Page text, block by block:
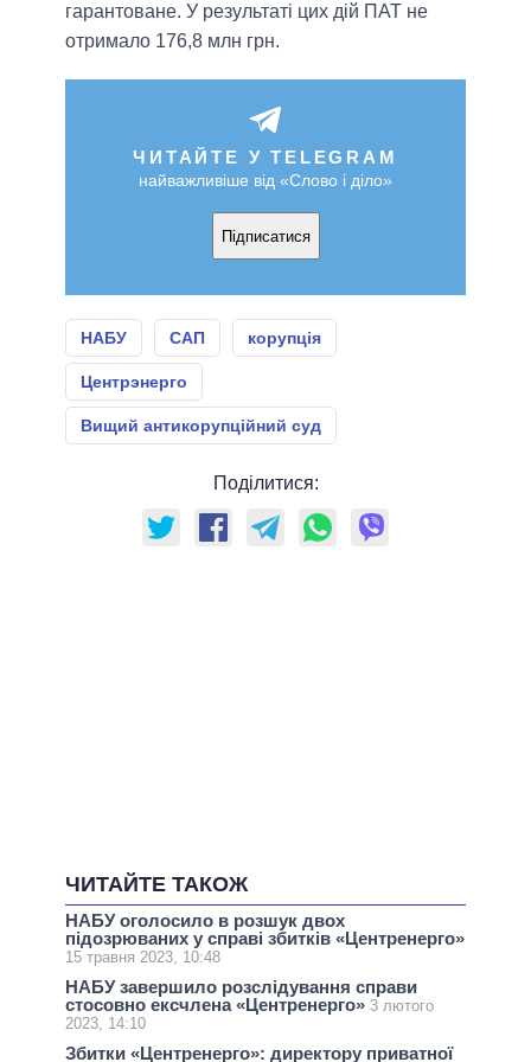
гарантоване. У результаті цих дій ПАТ не
отримало 176,8 млн грн.
ЧИТАЙТЕ У TELEGRAM
найважливіше від «Слово і діло»
Підписатися
НАБУ САП корупція
Центрэнерго
Вищий антикорупційний суд
Поділитися:
ЧИТАЙТЕ ТАКОЖ
НАБУ оголосило в розшук двох
підозрюваних у справі збитків «Центренерго»
15 травня 2023, 10:48
НАБУ завершило розслідування справи
стосовно ексчлена «Центренерго» 3 лютого
2023, 14:10
Збитки «Центренерго»: директору приватної